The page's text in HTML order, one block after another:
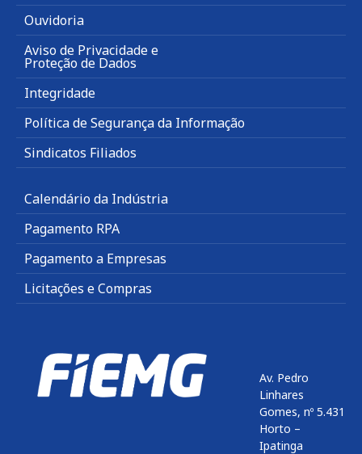
Ouvidoria
Aviso de Privacidade e
Proteção de Dados
Integridade
Política de Segurança da Informação
Sindicatos Filiados
Calendário da Indústria
Pagamento RPA
Pagamento a Empresas
Licitações e Compras
Av. Pedro
Linhares
Gomes, nº 5.431
Horto –
Ipatinga